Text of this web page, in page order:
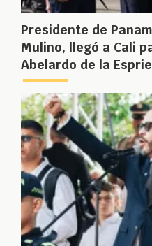
Presidente de
Mulino, llegó a Cali
Abelardo de la